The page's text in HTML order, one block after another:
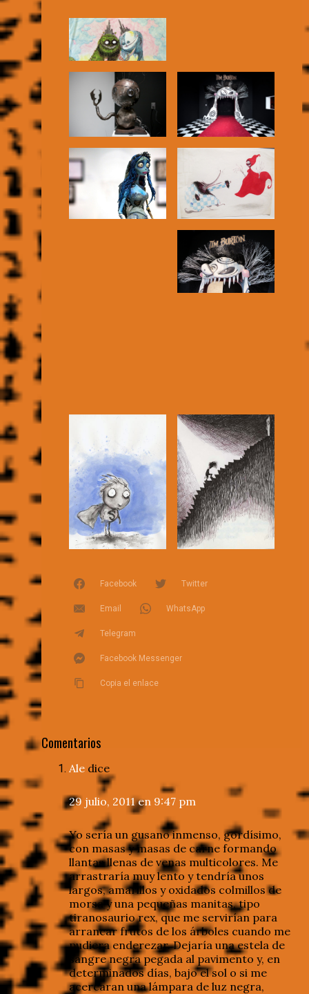
Facebook Twitter
Email WhatsApp
Telegram
Facebook Messenger
Copia el enlace
Comentarios
Ale dice
29 julio, 2011 en 9:47 pm
Yo sería un gusano inmenso, gordísimo,
con masas y masas de carne formando
llantas llenas de venas multicolores. Me
arrastraría muy lento y tendría unos
largos, amarillos y oxidados colmillos de
morsa y una pequeñas manitas, tipo
tiranosaurio rex, que me servirían para
arrancar frutos de los árboles cuando me
pudiera enderezar. Dejaría una estela de
sangre negra pegada al pavimento y, en
determinados días, bajo el sol o si me
acercaran una lámpara de luz negra,